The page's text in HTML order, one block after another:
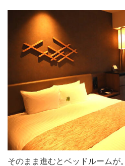
そのまま進むとベッドルームが。